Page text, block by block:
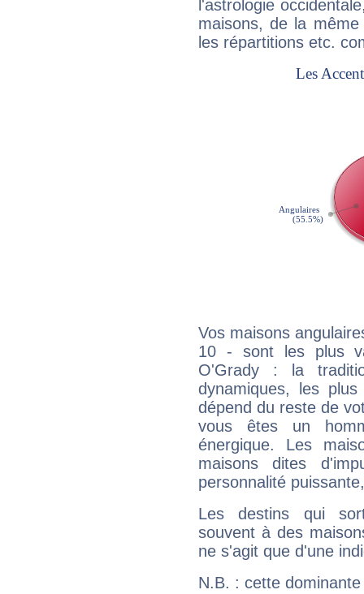
l'astrologie
maisons, de la
les répartitions etc.
Vos maisons
10 - sont les plus
O'Grady : la
dynamiques, les
dépend du reste de
vous êtes un
énergique. Les
maisons dites
personnalité
Les destins qui
souvent à des
ne s'agit que d'une
N.B. : cette